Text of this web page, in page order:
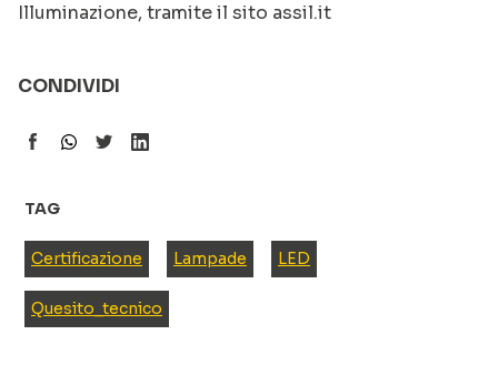
Illuminazione, tramite il sito assil.it
CONDIVIDI
TAG
Certificazione Lampade LED
Quesito_tecnico